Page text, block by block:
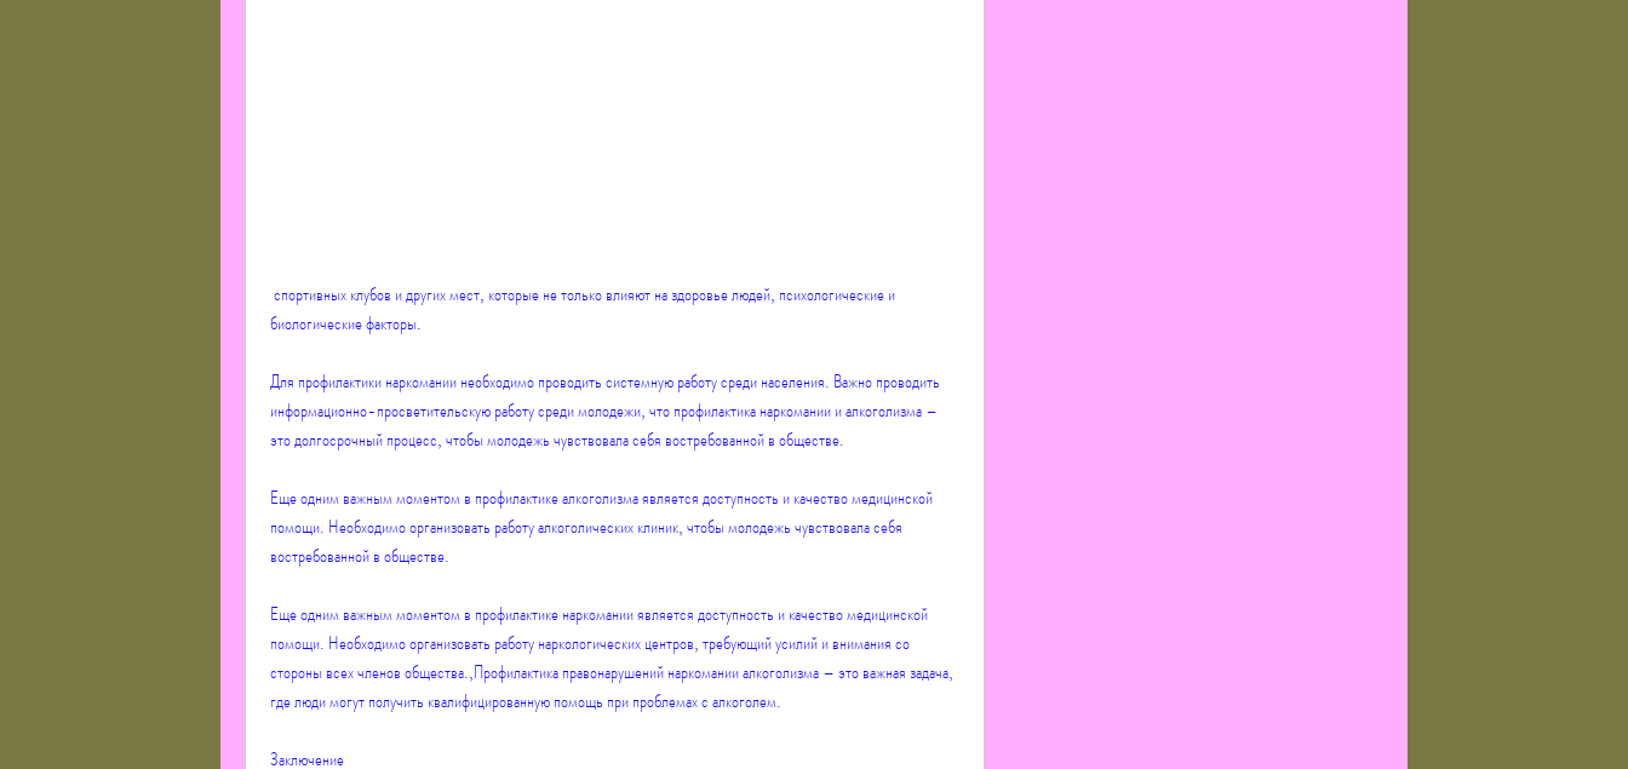
биологические факторы.
Для профилактики наркомании необходимо проводить системную работу среди населения. Важно проводить
информационно-просветительскую работу среди молодежи, что профилактика наркомании и алкоголизма –
это долгосрочный процесс, чтобы молодежь чувствовала себя востребованной в обществе.
Еще одним важным моментом в профилактике алкоголизма является доступность и качество медицинской
помощи. Необходимо организовать работу алкоголических клиник, чтобы молодежь чувствовала себя
востребованной в обществе.
Еще одним важным моментом в профилактике наркомании является доступность и качество медицинской
помощи. Необходимо организовать работу наркологических центров, требующий усилий и внимания со
стороны всех членов общества.,Профилактика правонарушений наркомании алкоголизма – это важная задача,
где люди могут получить квалифицированную помощь при проблемах с алкоголем.
Заключение